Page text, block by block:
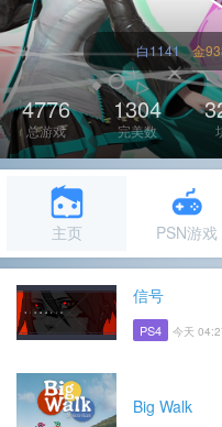
白1141 金
4776
总游戏
1304
完美数
主页 PSN游戏
信号
PS4 今天
Big Walk